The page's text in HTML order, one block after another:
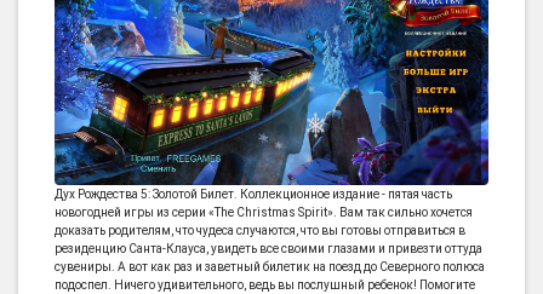
ТРИ-В-РЯД
СТРАТЕГИИ
СТРЕЛЯЛКИ
КВЕСТ
КАК СКАЧАТЬ
НОВОСТИ
Дух Рождества 5: Золотой Билет. Коллекционное издание - пятая часть
новогодней игры из серии «The Christmas Spirit». Вам так сильно хочется
доказать родителям, что чудеса случаются, что вы готовы отправиться в
резиденцию Санта-Клауса, увидеть все своими глазами и привезти оттуда
сувениры. А вот как раз и заветный билетик на поезд до Северного полюса
подоспел. Ничего удивительного, ведь вы послушный ребенок! Помогите